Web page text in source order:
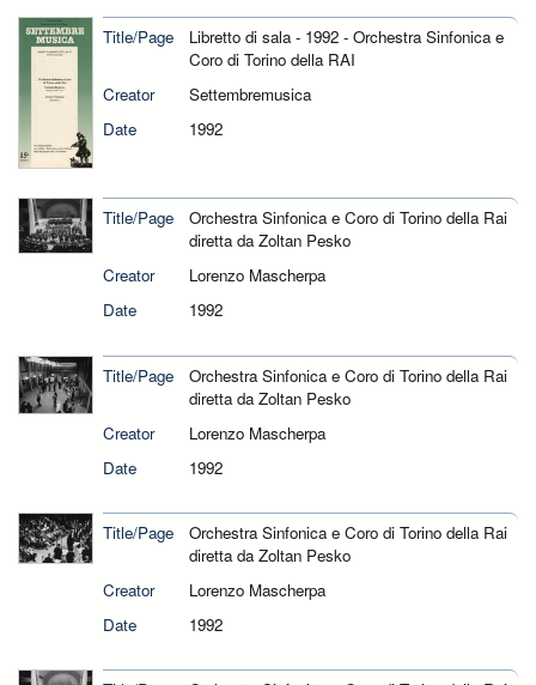
Title/Page
Libretto di sala - 1992 - Orchestra Sinfonica e
Coro di Torino della RAI
Creator
Settembremusica
Date
1992
Title/Page
Orchestra Sinfonica e Coro di Torino della Rai
diretta da Zoltan Pesko
Creator
Lorenzo Mascherpa
Date
1992
Title/Page
Orchestra Sinfonica e Coro di Torino della Rai
diretta da Zoltan Pesko
Creator
Lorenzo Mascherpa
Date
1992
Title/Page
Orchestra Sinfonica e Coro di Torino della Rai
diretta da Zoltan Pesko
Creator
Lorenzo Mascherpa
Date
1992